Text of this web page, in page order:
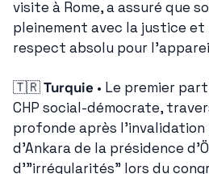
visite à Rome, a assuré que
pleinement avec la justice et
respect absolu pour
🇹🇷Turquie • Le premier
CHP social-démocrate,
profonde après l'invalidation
d'Ankara de la présidence
d'"irrégularités" lors du